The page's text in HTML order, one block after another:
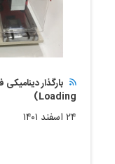
Loading)
۲۴ اسفند ۱۴۰۱